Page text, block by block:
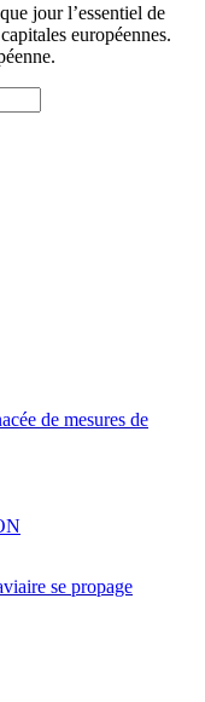
jour l’essentiel de
européennes.
de mesures de
se propage